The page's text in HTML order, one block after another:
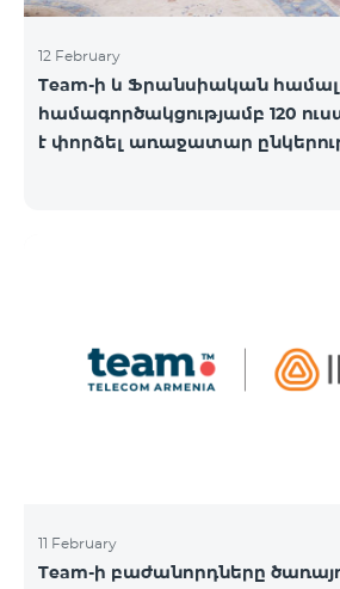
12 February
Team-ի և Ֆրանսիական
համագործակցությամբ 120
է փորձել առաջատար
11 February
Team-ի բաժանորդները